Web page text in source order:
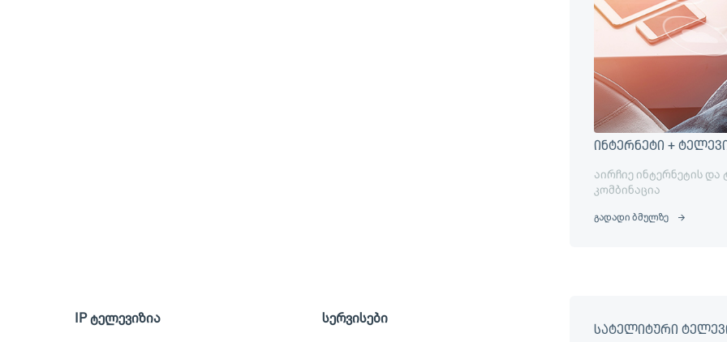
ინტერნეტი +
აირჩიე ინტერნეტის
კომბინაცია
გადადი ბმულზე
IP ტელევიზია სერვისები
სატელიტური